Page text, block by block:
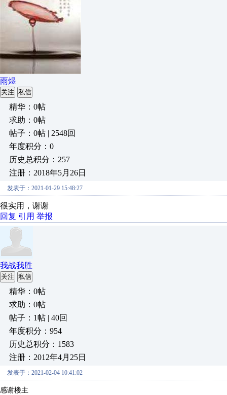
雨煜
关注 私信
精华：0帖
求助：0帖
帖子：0帖 | 2548回
年度积分：0
历史总积分：257
注册：2018年5月26日
发表于：2021-01-29 15:48:27
很实用，谢谢
回复 引用 举报
我战我胜
关注 私信
精华：0帖
求助：0帖
帖子：1帖 | 40回
年度积分：954
历史总积分：1583
注册：2012年4月25日
发表于：2021-02-04 10:41:02
感谢楼主